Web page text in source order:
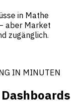
in Mathe
aber Market
zugänglich.
IN MINUTEN